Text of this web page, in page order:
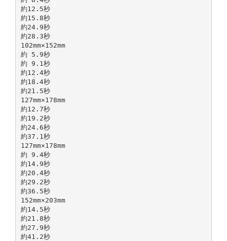
約12.5秒
約15.8秒
約24.9秒
約28.3秒
102mm×152mm
約 5.9秒
約 9.1秒
約12.4秒
約18.4秒
約21.5秒
127mm×178mm
約12.7秒
約19.2秒
約24.6秒
約37.1秒
127mm×178mm
約 9.4秒
約14.9秒
約20.4秒
約29.2秒
約36.5秒
152mm×203mm
約14.5秒
約21.8秒
約27.9秒
約41.2秒